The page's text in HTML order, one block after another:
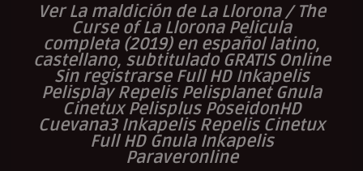
Ver La maldición de La Llorona / The
Curse of La Llorona Pelicula
completa (2019) en español latino,
castellano, subtitulado GRATIS Online
Sin registrarse Full HD Inkapelis
Pelisplay Repelis Pelisplanet Gnula
Cinetux Pelisplus PoseidonHD
Cuevana3 Inkapelis Repelis Cinetux
Full HD Gnula Inkapelis
Paraveronline